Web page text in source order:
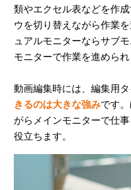
類やエクセル表などを作
ウを切り替えながら作業
ュアルモニターならサブ
モニターで作業を進められ
動画編集時には、編集用
きるのは大きな強みです
がらメインモニターで仕
役立ちます。